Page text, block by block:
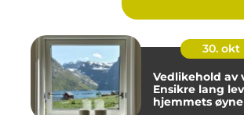
30. okt
Vedlikehold av
Ensikre lang
hjemmets øyne